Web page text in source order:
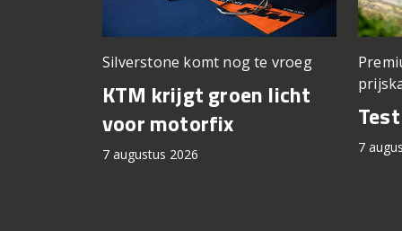
Silverstone komt nog te vroeg
KTM krijgt groen licht
voor motorfix
7 augustus 2026 7